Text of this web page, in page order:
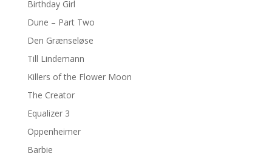
Birthday Girl
Dune – Part Two
Den Grænseløse
Till Lindemann
Killers of the Flower Moon
The Creator
Equalizer 3
Oppenheimer
Barbie